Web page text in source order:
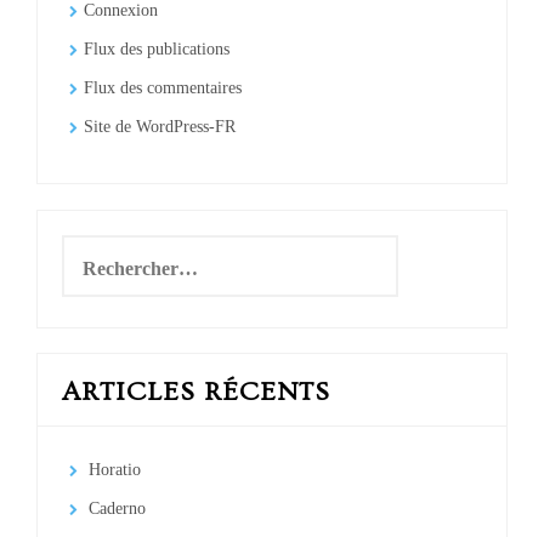
Connexion
Flux des publications
Flux des commentaires
Site de WordPress-FR
ARTICLES RÉCENTS
Horatio
Caderno